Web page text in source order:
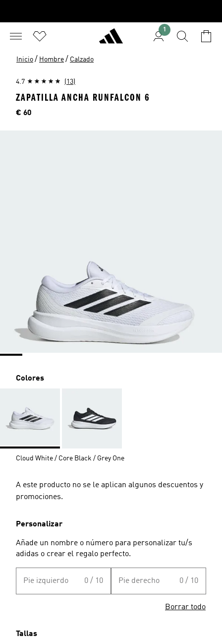
1
Inicio / Hombre / Calzado
4.7 (13)
ZAPATILLA ANCHA RUNFALCON 6
Precio
€ 60
Colores
Cloud White / Core Black / Grey One
A este producto no se le aplican algunos descuentos y
promociones.
Personalizar
Añade un nombre o número para personalizar tu/s
adidas o crear el regalo perfecto.
Pie izquierdo 0 / 10 Pie derecho 0 / 10
Borrar todo
Tallas